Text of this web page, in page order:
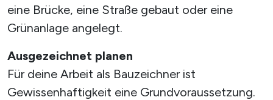
eine Brücke, eine Straße gebaut oder eine
Grünanlage angelegt.
Ausgezeichnet planen
Für deine Arbeit als Bauzeichner ist
Gewissenhaftigkeit eine Grundvoraussetzung.